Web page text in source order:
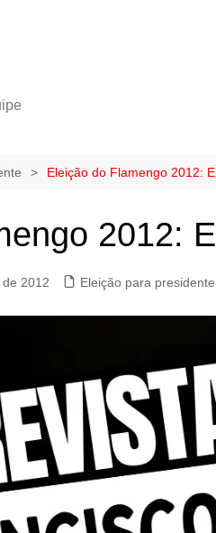
Eleição do Flamengo 2012:
2012:
2012 Eleição para presidente